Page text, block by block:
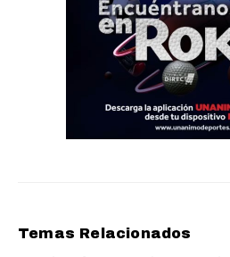
Temas Relacionados